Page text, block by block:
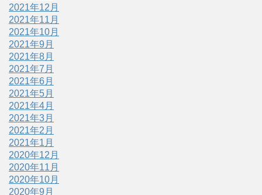
2021年12月
2021年11月
2021年10月
2021年9月
2021年8月
2021年7月
2021年6月
2021年5月
2021年4月
2021年3月
2021年2月
2021年1月
2020年12月
2020年11月
2020年10月
2020年9月